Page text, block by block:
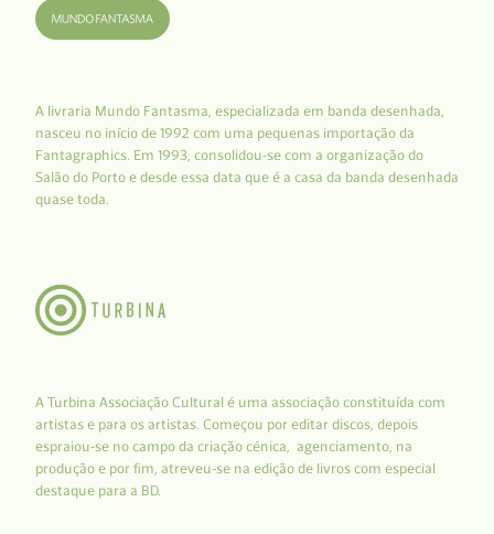
A livraria Mundo Fantasma, especializada em banda desenhada,
nasceu no início de 1992 com uma pequenas importação da
Fantagraphics. Em 1993, consolidou-se com a organização do
Salão do Porto e desde essa data que é a casa da banda desenhada
quase toda.
A Turbina Associação Cultural é uma associação constituída com
artistas e para os artistas. Começou por editar discos, depois
espraiou-se no campo da criação cénica, agenciamento, na
produção e por fim, atreveu-se na edição de livros com especial
destaque para a BD.